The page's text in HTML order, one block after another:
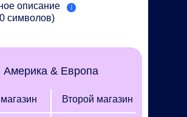
описание
символов)
Второй магазин
Америка & Европа